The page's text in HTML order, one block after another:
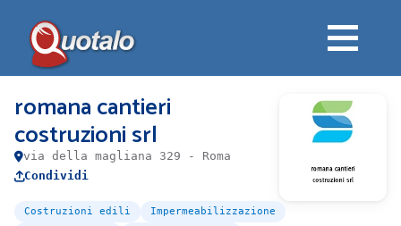
romana cantieri
costruzioni srl
via della magliana 329 - Roma
Condividi
Costruzioni edili
Impermeabilizzazione